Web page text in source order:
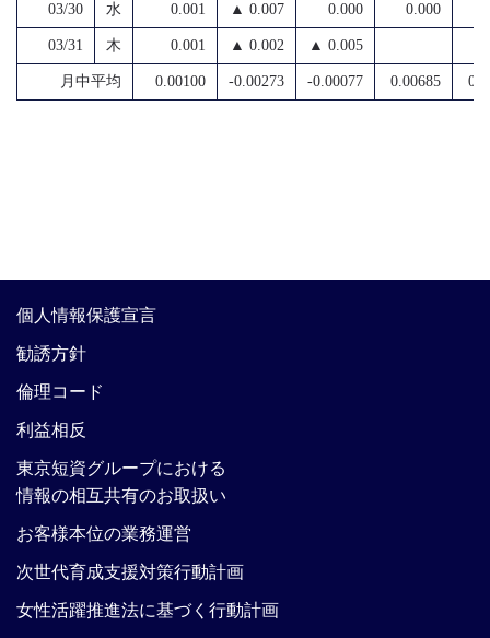
03/30 水 0.001 ▲ 0.007 0.000 0.000
03/31 木 0.001 ▲ 0.002 ▲ 0.005
月中平均 0.00100 -0.00273 -0.00077 0.00685
個人情報保護宣言
勧誘方針
倫理コード
利益相反
東京短資グループにおける
情報の相互共有のお取扱い
お客様本位の業務運営
次世代育成支援対策行動計画
女性活躍推進法に基づく行動計画